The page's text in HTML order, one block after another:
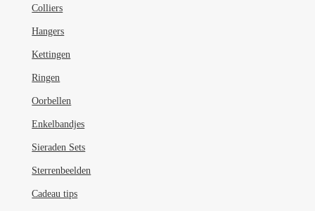
Colliers
Hangers
Kettingen
Ringen
Oorbellen
Enkelbandjes
Sieraden Sets
Sterrenbeelden
Cadeau tips